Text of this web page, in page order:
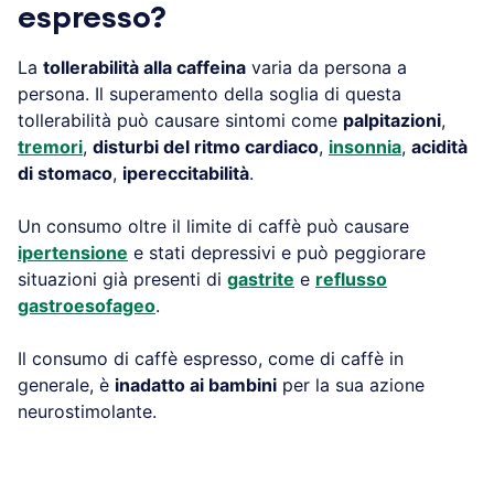
espresso?
La tollerabilità alla caffeina varia da persona a
persona. Il superamento della soglia di questa
tollerabilità può causare sintomi come palpitazioni,
tremori, disturbi del ritmo cardiaco, insonnia, acidità
di stomaco, ipereccitabilità.
Un consumo oltre il limite di caffè può causare
ipertensione e stati depressivi e può peggiorare
situazioni già presenti di gastrite e reflusso
gastroesofageo.
Il consumo di caffè espresso, come di caffè in
generale, è inadatto ai bambini per la sua azione
neurostimolante.